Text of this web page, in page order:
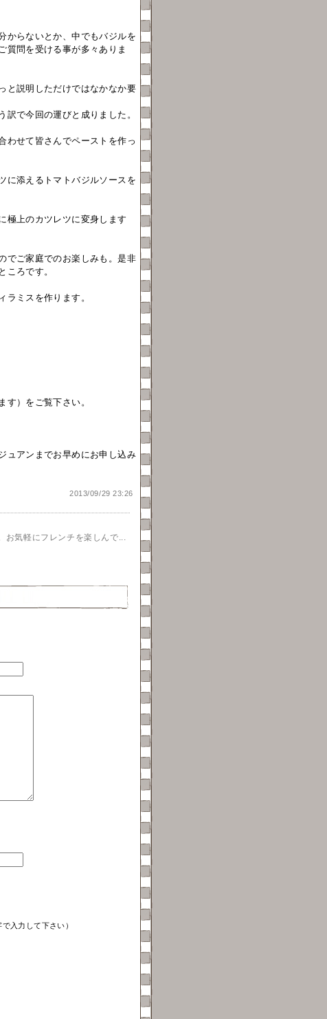
からないとか、中でもバジルを
質問を受ける事が多々ありま
と説明しただけではなかなか要
で今回の運びと成りました。
わせて皆さんでペーストを作っ
に添えるトマトバジルソースを
極上のカツレツに変身します
でご家庭でのお楽しみも。是非
ころです。
ラミスを作ります。
）をご覧下さい。
アンまでお早めにお申し込み
2013/09/29 23:26
お気軽にフレンチを楽しんで...
入力して下さい）